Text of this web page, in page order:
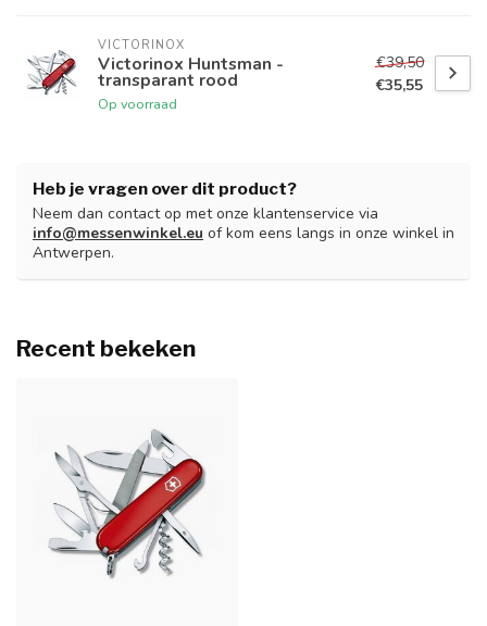
VICTORINOX
Victorinox Huntsman -
transparant rood
Op voorraad
€39,50
€35,55
Heb je vragen over dit product?
Neem dan contact op met onze klantenservice via
info@messenwinkel.eu of kom eens langs in onze winkel in
Antwerpen.
Recent bekeken